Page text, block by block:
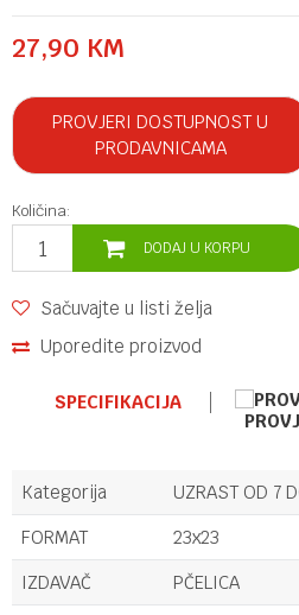
27,90 KM
PROVJERI DOSTUPNOST U
PRODAVNICAMA
Količina:
DODAJ U KORPU
Sačuvajte u listi želja
Uporedite proizvod
SPECIFIKACIJA
Kategorija
UZRAST OD 7
FORMAT
23x23
IZDAVAČ
PČELICA